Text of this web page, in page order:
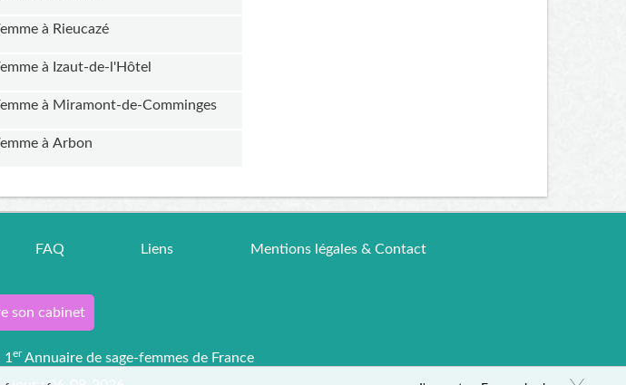
à Rieucazé
à Izaut-de-l'Hôtel
à Miramont-de-Comminges
à Arbon
FAQ Liens Mentions légales & Contact
son cabinet
1er Annuaire de sage-femmes de France